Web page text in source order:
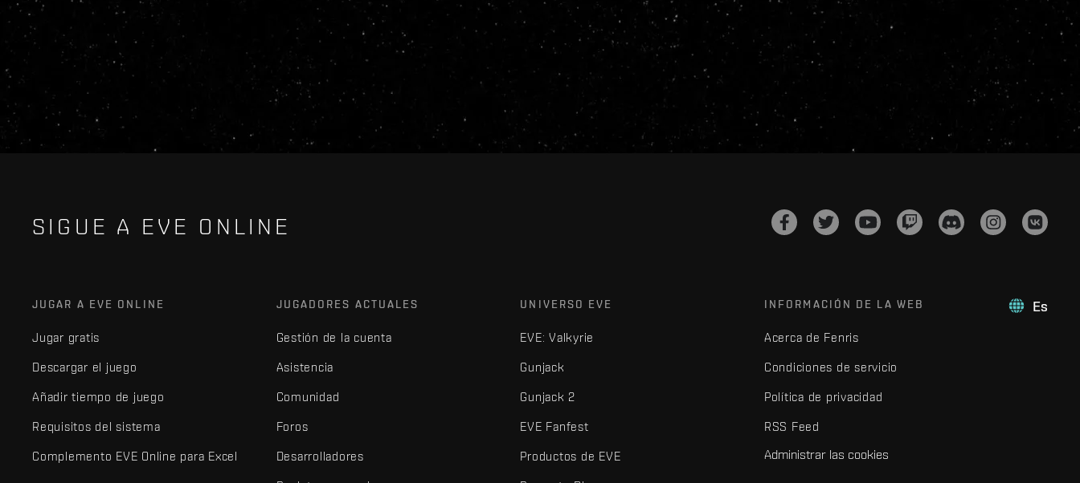
SIGUE A EVE ONLINE
Es
JUGAR A EVE ONLINE
Jugar gratis
Descargar el juego
Añadir tiempo de juego
Requisitos del sistema
Complemento EVE Online para Excel
JUGADORES ACTUALES
Gestión de la cuenta
Asistencia
Comunidad
Foros
Desarrolladores
UNIVERSO EVE
EVE: Valkyrie
Gunjack
Gunjack 2
EVE Fanfest
Productos de EVE
INFORMACIÓN DE LA WEB
Acerca de Fenris
Condiciones de servicio
Política de privacidad
RSS Feed
Administrar las cookies